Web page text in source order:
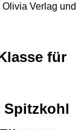
Verlag und
für
Spitzkohl